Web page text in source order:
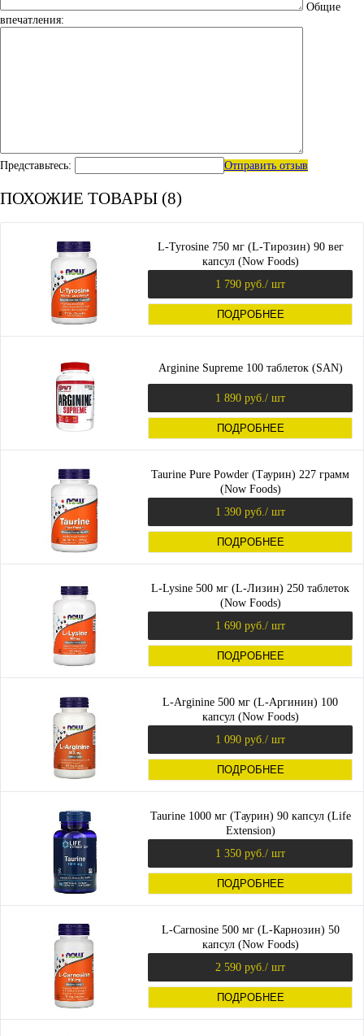
Общие
впечатления:
Представьтесь: Отправить отзыв
ПОХОЖИЕ ТОВАРЫ (8)
L-Tyrosine 750 мг (L-Тирозин) 90 вег
капсул (Now Foods)
1 790 руб. / шт
ПОДРОБНЕЕ
Arginine Supreme 100 таблеток (SAN)
1 890 руб. / шт
ПОДРОБНЕЕ
Taurine Pure Powder (Таурин) 227 грамм
(Now Foods)
1 390 руб. / шт
ПОДРОБНЕЕ
L-Lysine 500 мг (L-Лизин) 250 таблеток
(Now Foods)
1 690 руб. / шт
ПОДРОБНЕЕ
L-Arginine 500 мг (L-Аргинин) 100
капсул (Now Foods)
1 090 руб. / шт
ПОДРОБНЕЕ
Taurine 1000 мг (Таурин) 90 капсул (Life
Extension)
1 350 руб. / шт
ПОДРОБНЕЕ
L-Carnosine 500 мг (L-Карнозин) 50
капсул (Now Foods)
2 590 руб. / шт
ПОДРОБНЕЕ